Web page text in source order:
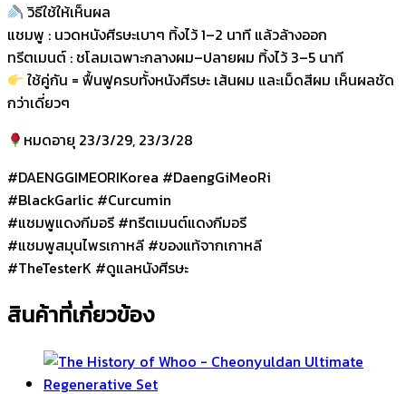
วิธีใช้ให้เห็นผล
แชมพู : นวดหนังศีรษะเบาๆ ทิ้งไว้ 1–2 นาที แล้วล้างออก
ทรีตเมนต์ : ชโลมเฉพาะกลางผม–ปลายผม ทิ้งไว้ 3–5 นาที
ใช้คู่กัน = ฟื้นฟูครบทั้งหนังศีรษะ เส้นผม และเม็ดสีผม เห็นผลชัด
กว่าเดี่ยวๆ
หมดอายุ 23/3/29, 23/3/28
#DAENGGIMEORIKorea #DaengGiMeoRi
#BlackGarlic #Curcumin
#แชมพูแดงกีมอรี #ทรีตเมนต์แดงกีมอรี
#แชมพูสมุนไพรเกาหลี #ของแท้จากเกาหลี
#TheTesterK #ดูแลหนังศีรษะ
สินค้าที่เกี่ยวข้อง